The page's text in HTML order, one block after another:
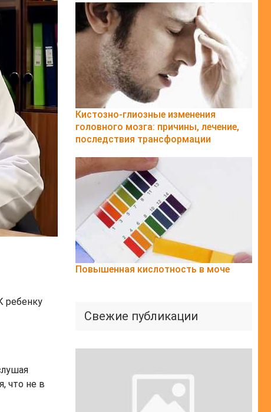
ребенку
что не в
Кистозно-глиозные изменения
головного мозга: причины, лечение,
последствия трансформации
Повышенная кислотность в моче
Свежие публикации